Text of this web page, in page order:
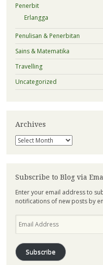
Penerbit
Erlangga
Penulisan & Penerbitan
Sains & Matematika
Travelling
Uncategorized
Archives
Archives
Subscribe to Blog via
Enter your email address to
notifications of new posts by
Address
Subscribe